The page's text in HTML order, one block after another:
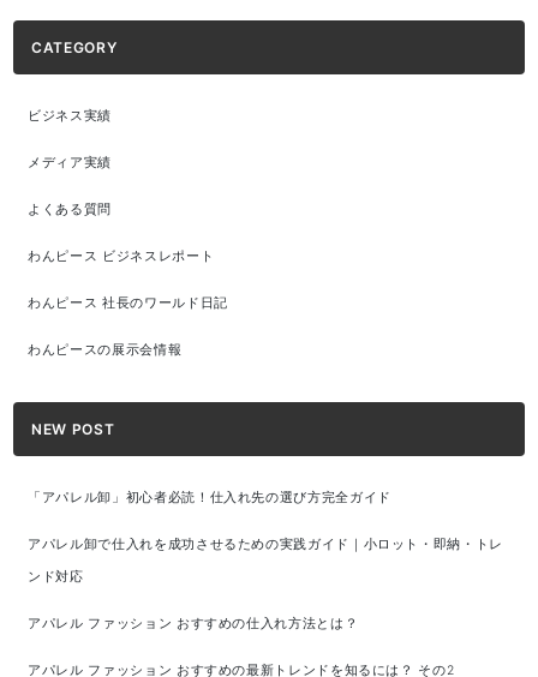
CATEGORY
ビジネス実績
メディア実績
よくある質問
わんピース ビジネスレポート
わんピース 社長のワールド日記
わんピースの展示会情報
NEW POST
「アパレル卸」初心者必読！仕入れ先の選び方完全ガイド
アパレル卸で仕入れを成功させるための実践ガイド｜小ロット・即納・トレ
ンド対応
アパレル ファッション おすすめの仕入れ方法とは？
アパレル ファッション おすすめの最新トレンドを知るには？ その2